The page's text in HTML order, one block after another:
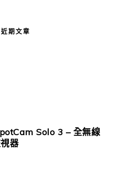
近期文章
Solo 3 – 全無線
器